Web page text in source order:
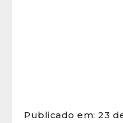
Publicado em: 23